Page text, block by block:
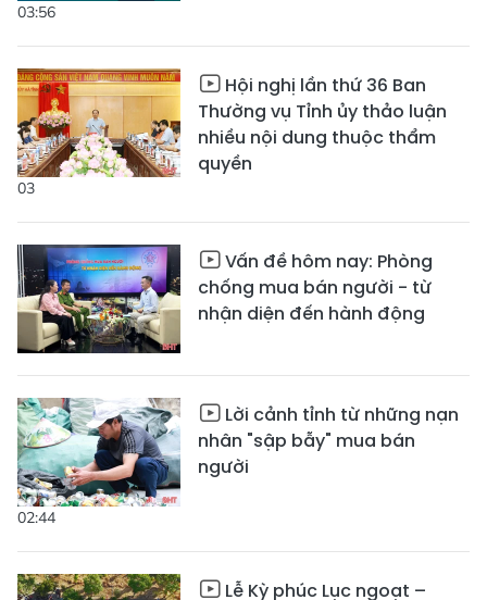
03:56
03
Hội nghị lần thứ 36 Ban
Thường vụ Tỉnh ủy thảo luận
nhiều nội dung thuộc thẩm
quyền
Vấn đề hôm nay: Phòng
chống mua bán người - từ
nhận diện đến hành động
02:44
Lời cảnh tỉnh từ những nạn
nhân "sập bẫy" mua bán
người
Lễ Kỳ phúc Lục ngoạt –